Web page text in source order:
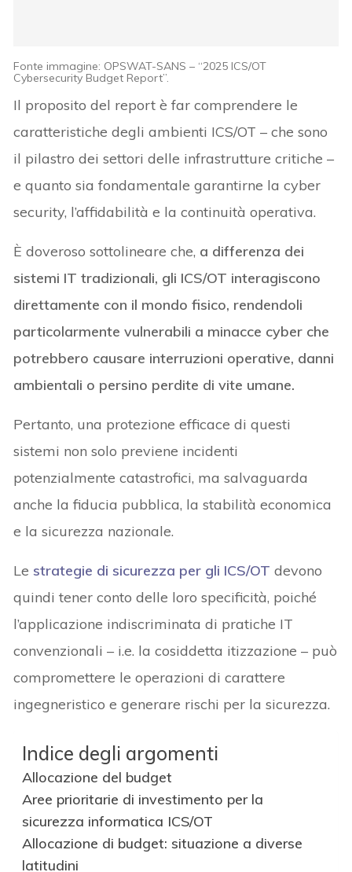
Fonte immagine: OPSWAT-SANS – “2025 ICS/OT
Cybersecurity Budget Report”.
Il proposito del report è far comprendere le
caratteristiche degli ambienti ICS/OT – che sono
il pilastro dei settori delle infrastrutture critiche –
e quanto sia fondamentale garantirne la cyber
security, l’affidabilità e la continuità operativa.
È doveroso sottolineare che, a differenza dei
sistemi IT tradizionali, gli ICS/OT interagiscono
direttamente con il mondo fisico, rendendoli
particolarmente vulnerabili a minacce cyber che
potrebbero causare interruzioni operative, danni
ambientali o persino perdite di vite umane.
Pertanto, una protezione efficace di questi
sistemi non solo previene incidenti
potenzialmente catastrofici, ma salvaguarda
anche la fiducia pubblica, la stabilità economica
e la sicurezza nazionale.
Le strategie di sicurezza per gli ICS/OT devono
quindi tener conto delle loro specificità, poiché
l’applicazione indiscriminata di pratiche IT
convenzionali – i.e. la cosiddetta itizzazione – può
compromettere le operazioni di carattere
ingegneristico e generare rischi per la sicurezza.
Indice degli argomenti
Allocazione del budget
Aree prioritarie di investimento per la
sicurezza informatica ICS/OT
Allocazione di budget: situazione a diverse
latitudini